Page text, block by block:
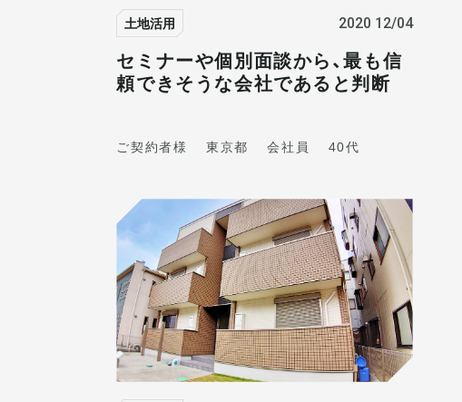
土地活用 2020 12/04
セミナーや個別面談から、最も信
頼できそうな会社であると判断
ご契約者様 東京都 会社員 40代